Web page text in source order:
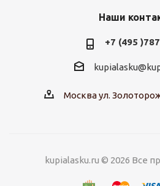
Наши
+7 (495
Москва ул.
kupialasku.ru © 2026 Все